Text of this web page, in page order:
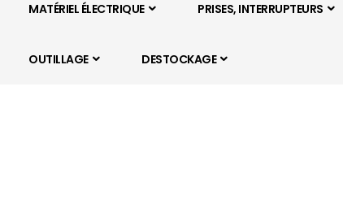
MATÉRIEL ÉLECTRIQUE PRISES, INTERRUPTEURS
OUTILLAGE DESTOCKAGE